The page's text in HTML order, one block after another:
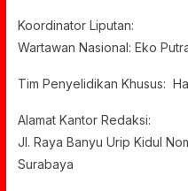
Koordinator Liputan:
Wartawan Nasional: Eko
Tim Penyelidikan Khusus:
Alamat Kantor Redaksi:
Jl. Raya Banyu Urip Kidul
Surabaya